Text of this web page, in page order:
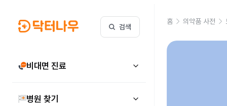
검색
비대면 진료
병원 찾기
홈 의약품 사전